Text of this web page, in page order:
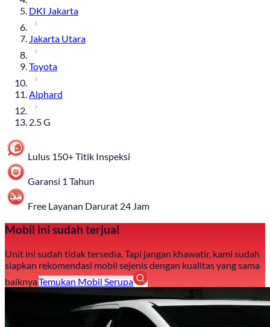
DKI Jakarta
Jakarta Utara
Toyota
Alphard
2.5 G
Lulus 150+ Titik Inspeksi
Garansi 1 Tahun
Free Layanan Darurat 24 Jam
Mobil ini sudah terjual
Unit ini sudah tidak tersedia. Tapi jangan khawatir, kami sudah
siapkan rekomendasi mobil sejenis dengan kualitas yang sama
baiknya.Temukan Mobil Serupa